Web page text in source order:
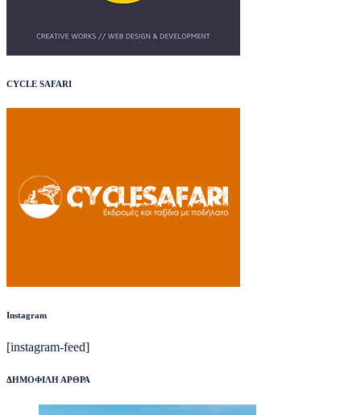
CYCLE SAFARI
Instagram
[instagram-feed]
ΔΗΜΟΦΙΛΗ ΑΡΘΡΑ